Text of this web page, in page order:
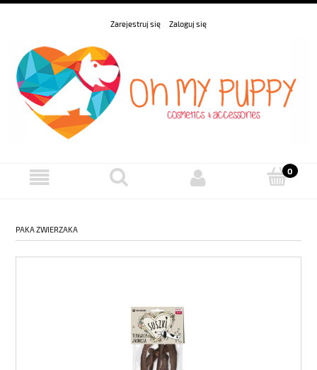
Zarejestruj się Zaloguj się
PAKA ZWIERZAKA